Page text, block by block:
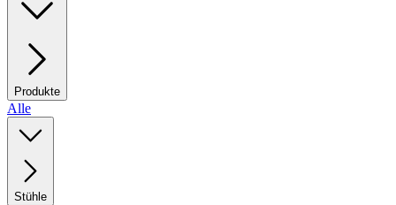
Produkte
Alle
Stühle